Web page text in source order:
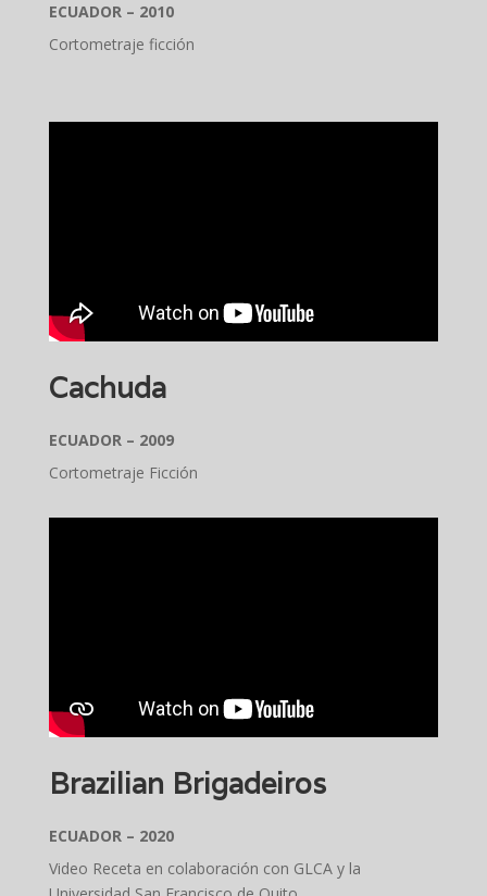
ECUADOR – 2010
Cortometraje ficción
Cachuda
ECUADOR – 2009
Cortometraje Ficción
Brazilian Brigadeiros
ECUADOR – 2020
Video Receta en colaboración con GLCA y la